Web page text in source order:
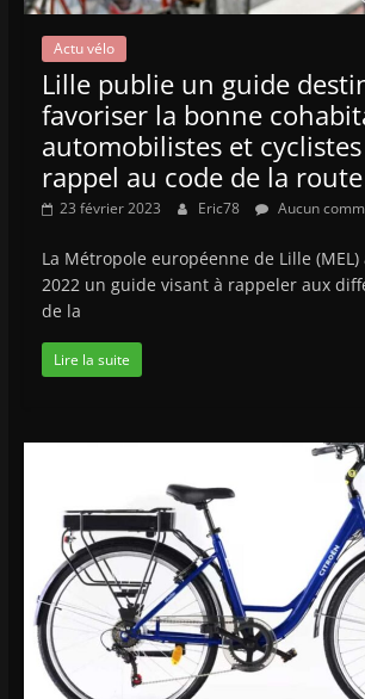
Actu vélo
Lille publie un guide
favoriser la bonne
automobilistes et
rappel au code de la route
23 février 2023 Eric78 Aucun
La Métropole européenne de Lille
2022 un guide visant à rappeler aux
de la
Lire la suite